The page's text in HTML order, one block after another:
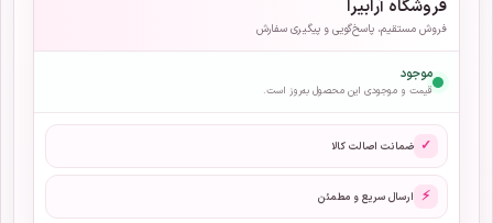
فروشگاه آرابیرا
فروش مستقیم، پاسخ‌گویی و پیگیری سفارش
موجود
قیمت و موجودی این محصول به‌روز است.
✓ ضمانت اصالت کالا
⚡ ارسال سریع و مطمئن